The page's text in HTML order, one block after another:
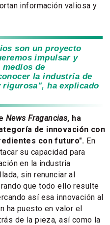
información valiosa y
son un proyecto
impulsar y
de
la industria de
rigurosa", ha explicado
News Fragancias, ha
de innovación con
con futuro". En
su capacidad para
en la industria
sin renunciar al
que todo ello resulte
así esa innovación al
ha puesto en valor el
de la pieza, así como la